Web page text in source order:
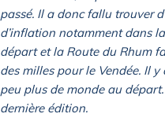
passé. Il a donc fallu trouver
d’inflation notamment dans
départ et la Route du Rhum
des milles pour le Vendée. Il
peu plus de monde au
dernière édition.